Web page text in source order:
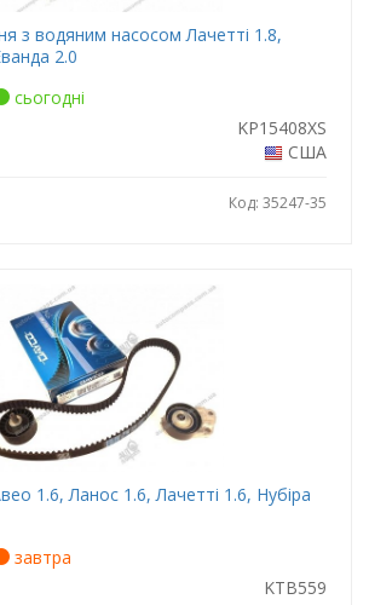
з водяним насосом Лачетті 1.8,
2.0
сьогодні
KP15408XS
США
Код: 35247-35
1.6, Ланос 1.6, Лачетті 1.6, Нубіра
завтра
KTB559